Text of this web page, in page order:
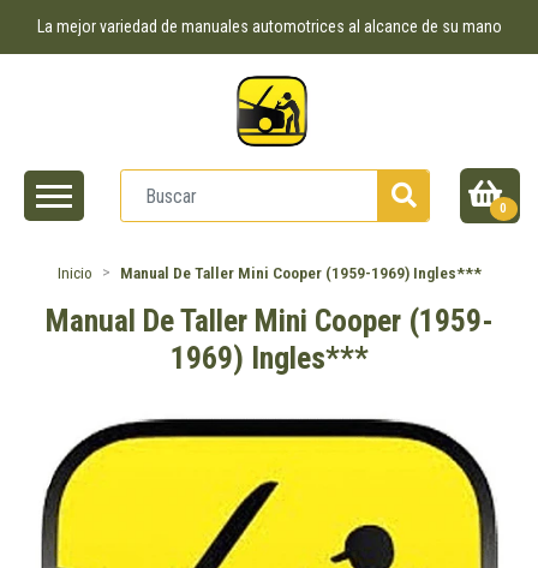
La mejor variedad de manuales automotrices al alcance de su mano
0
Inicio Manual De Taller Mini Cooper (1959-1969) Ingles***
Manual De Taller Mini Cooper (1959-
1969) Ingles***